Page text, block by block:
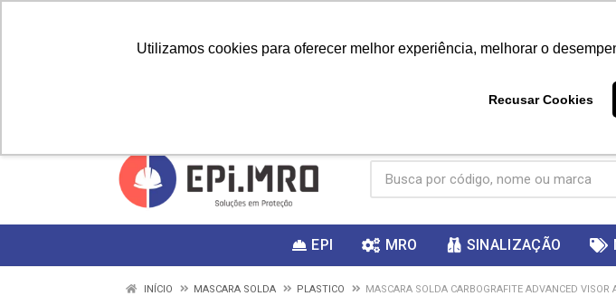
Utilizamos cookies para oferecer melhor experiência, melhorar o
Recusar Cookies
ganhar
EPI MRO SINALIZAÇÃO
INÍCIO MASCARA SOLDA PLASTICO MASCARA SOLDA CARBOGRAFITE ADVANCED